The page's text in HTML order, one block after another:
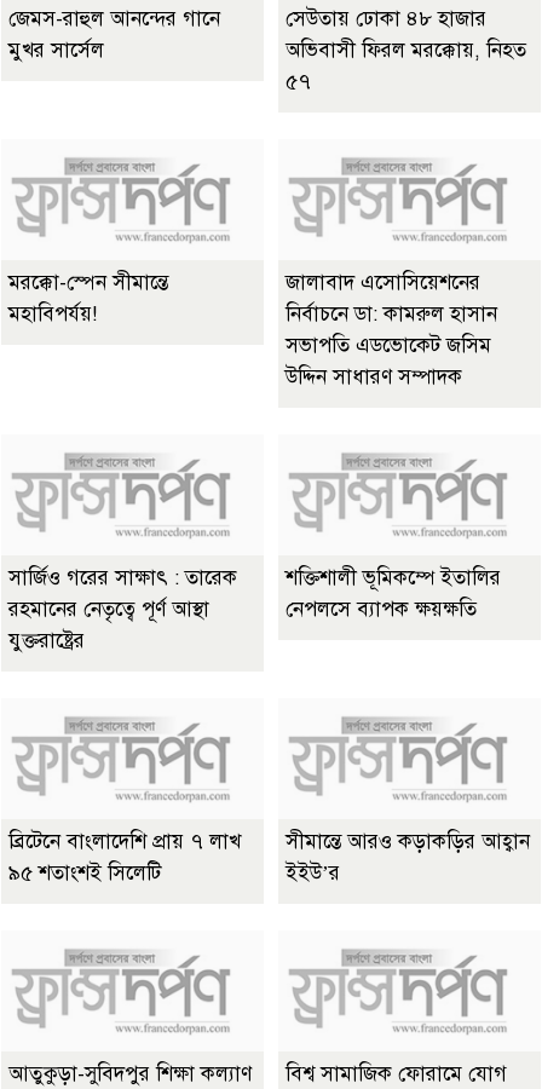
জেমস-রাহুল আনন্দের গানে
মুখর সার্সেল
সেউতায় ঢোকা ৪৮ হাজার
অভিবাসী ফিরল মরক্কোয়, নিহত
৫৭
মরক্কো-স্পেন সীমান্তে
মহাবিপর্যয়!
জালাবাদ এসোসিয়েশনের
নির্বাচনে ডা: কামরুল হাসান
সভাপতি এডভোকেট জসিম
উদ্দিন সাধারণ সম্পাদক
সার্জিও গরের সাক্ষাৎ : তারেক
রহমানের নেতৃত্বে পূর্ণ আস্থা
যুক্তরাষ্ট্রের
শক্তিশালী ভূমিকম্পে ইতালির
নেপলসে ব্যাপক ক্ষয়ক্ষতি
ব্রিটেনে বাংলাদেশি প্রায় ৭ লাখ
৯৫ শতাংশই সিলেটি
সীমান্তে আরও কড়াকড়ির আহ্বান
ইইউ’র
আতুকুড়া-সুবিদপুর শিক্ষা কল্যাণ বিশ্ব সামাজিক ফোরামে যোগ